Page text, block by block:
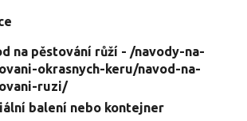
na pěstování růží - /navody-na-
okrasnych-keru/navod-na-
ruzi/
balení nebo kontejner